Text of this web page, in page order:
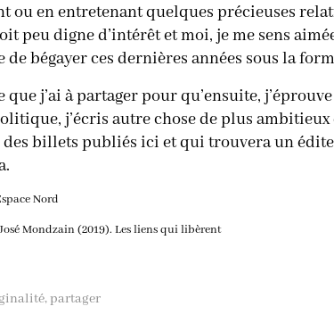
ou en entretenant quelques précieuses
peu digne d’intérêt et moi, je me sens
de bégayer ces dernières années sous la
que j’ai à partager pour qu’ensuite,
j’écris autre chose de plus
billets publiés ici et qui trouvera un
Nord
Mondzain (2019). Les liens qui libèrent
partager